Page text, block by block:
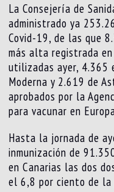
La Consejería de
administrado ya
Covid-19, de las que
más alta registrada
utilizadas ayer, 4.365
Moderna y 2.619 de
aprobados por la
para vacunar en
Hasta la jornada de
inmunización de
en Canarias las dos
el 6,8 por ciento de la